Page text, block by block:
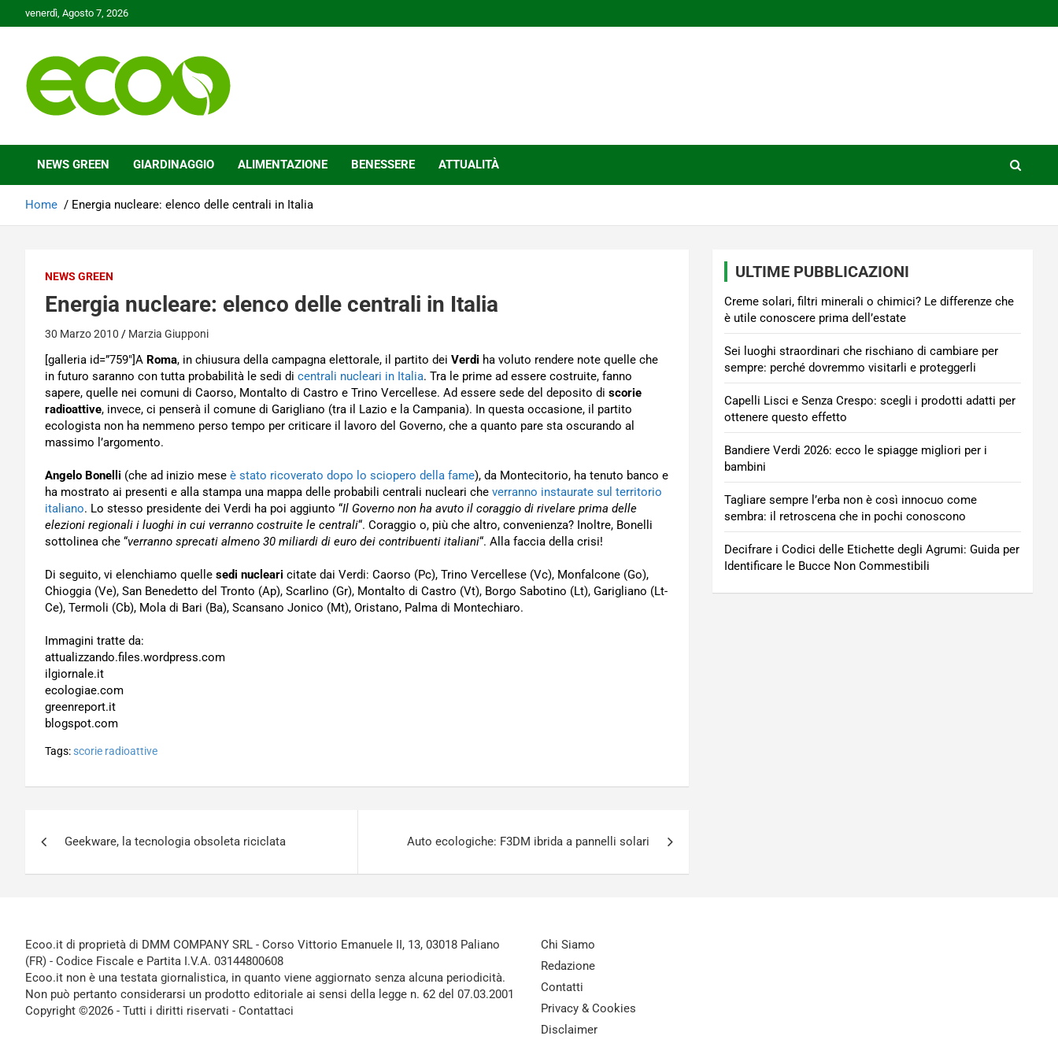
to
venerdì, Agosto 7, 2026
Ecoo.it
NEWS GREEN GIARDINAGGIO ALIMENTAZIONE BENESSERE ATTUALITÀ
Home Energia nucleare: elenco delle centrali in Italia
NEWS GREEN
Energia nucleare: elenco delle centrali in Italia
30 Marzo 2010 Marzia Giupponi
[galleria id=”759″]A Roma, in chiusura della campagna elettorale, il partito dei Verdi ha voluto rendere note quelle che
in futuro saranno con tutta probabilità le sedi di centrali nucleari in Italia. Tra le prime ad essere costruite, fanno
sapere, quelle nei comuni di Caorso, Montalto di Castro e Trino Vercellese. Ad essere sede del deposito di scorie
radioattive, invece, ci penserà il comune di Garigliano (tra il Lazio e la Campania). In questa occasione, il partito
ecologista non ha nemmeno perso tempo per criticare il lavoro del Governo, che a quanto pare sta oscurando al
massimo l’argomento.
Angelo Bonelli (che ad inizio mese è stato ricoverato dopo lo sciopero della fame), da Montecitorio, ha tenuto banco e
ha mostrato ai presenti e alla stampa una mappa delle probabili centrali nucleari che verranno instaurate sul territorio
italiano. Lo stesso presidente dei Verdi ha poi aggiunto “Il Governo non ha avuto il coraggio di rivelare prima delle
elezioni regionali i luoghi in cui verranno costruite le centrali“. Coraggio o, più che altro, convenienza? Inoltre, Bonelli
sottolinea che “verranno sprecati almeno 30 miliardi di euro dei contribuenti italiani“. Alla faccia della crisi!
Di seguito, vi elenchiamo quelle sedi nucleari citate dai Verdi: Caorso (Pc), Trino Vercellese (Vc), Monfalcone (Go),
Chioggia (Ve), San Benedetto del Tronto (Ap), Scarlino (Gr), Montalto di Castro (Vt), Borgo Sabotino (Lt), Garigliano (Lt-
Ce), Termoli (Cb), Mola di Bari (Ba), Scansano Jonico (Mt), Oristano, Palma di Montechiaro.
Immagini tratte da:
attualizzando.files.wordpress.com
ilgiornale.it
ecologiae.com
greenreport.it
blogspot.com
Tags:scorie radioattive
Geekware, la tecnologia obsoleta riciclata Auto ecologiche: F3DM ibrida a pannelli solari
ULTIME PUBBLICAZIONI
Creme solari, filtri minerali o chimici? Le differenze che
è utile conoscere prima dell’estate
Sei luoghi straordinari che rischiano di cambiare per
sempre: perché dovremmo visitarli e proteggerli
Capelli Lisci e Senza Crespo: scegli i prodotti adatti per
ottenere questo effetto
Bandiere Verdi 2026: ecco le spiagge migliori per i
bambini
Tagliare sempre l’erba non è così innocuo come
sembra: il retroscena che in pochi conoscono
Decifrare i Codici delle Etichette degli Agrumi: Guida per
Identificare le Bucce Non Commestibili
Ecoo.it di proprietà di DMM COMPANY SRL - Corso Vittorio Emanuele II, 13, 03018 Paliano
(FR) - Codice Fiscale e Partita I.V.A. 03144800608
Ecoo.it non è una testata giornalistica, in quanto viene aggiornato senza alcuna periodicità.
Non può pertanto considerarsi un prodotto editoriale ai sensi della legge n. 62 del 07.03.2001
Copyright ©2026 - Tutti i diritti riservati - Contattaci
Chi Siamo
Redazione
Contatti
Privacy & Cookies
Disclaimer